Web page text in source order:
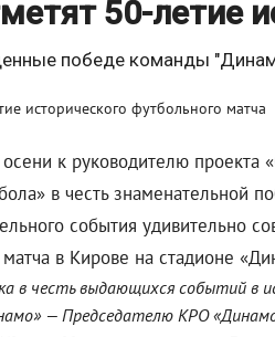
50-летие
победе команды
к руководителю
в честь знаменательной
события удивительно
в Кирове на стадионе
в честь выдающихся событий в
— Председателю КРО